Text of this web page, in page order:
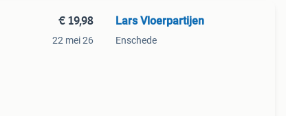
€ 19,98
22 mei 26
Lars Vloerpartijen
Enschede